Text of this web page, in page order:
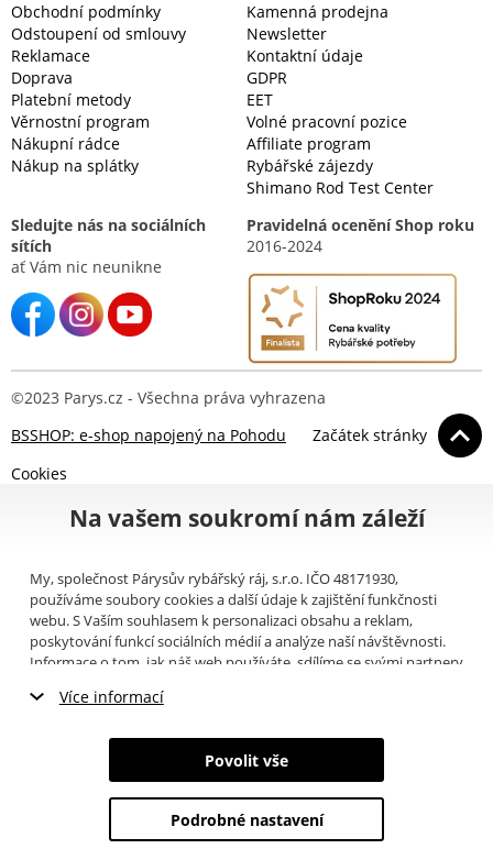
Obchodní podmínky
Odstoupení od smlouvy
Reklamace
Doprava
Platební metody
Věrnostní program
Nákupní rádce
Nákup na splátky
Kamenná prodejna
Newsletter
Kontaktní údaje
GDPR
EET
Volné pracovní pozice
Affiliate program
Rybářské zájezdy
Shimano Rod Test Center
Sledujte nás na sociálních
sítích
ať Vám nic neunikne
Pravidelná ocenění Shop roku
2016-2024
©2023 Parys.cz - Všechna práva vyhrazena
BSSHOP: e-shop napojený na Pohodu
Začátek stránky
Cookies
Na vašem soukromí nám záleží
My, společnost Párysův rybářský ráj, s.r.o. IČO 48171930,
používáme soubory cookies a další údaje k zajištění funkčnosti
webu. S Vaším souhlasem k personalizaci obsahu a reklam,
poskytování funkcí sociálních médií a analýze naší návštěvnosti.
Informace o tom, jak náš web používáte, sdílíme se svými partnery
můžete přečíst, jak tyto informace Google používá. Partneři tyto
poskytli nebo které získali v důsledku toho, že používáte jejich
služby. Tyto údaje zahrnují cookies, data z dalších úložišť, IP
adresu a další informace spojené s prohlížením webu. Svůj souhlas
Více informací
Nezbytné cookies
Marketingové cookies
Analytické cookies
Povolit vše
Podrobné nastavení